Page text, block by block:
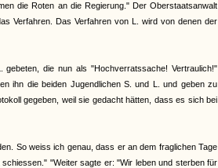
die Roten an die Regierung." Der Oberstaatsanwalt
Verfahren. Das Verfahren von L. wird von denen der
die nun als "Hochverratssache! Vertraulich!"
ihn die beiden Jugendlichen S. und L. und geben zu
gegeben, weil sie gedacht hätten, dass es sich bei
So weiss ich genau, dass er an dem fraglichen Tage
"Weiter sagte er: "Wir leben und sterben für